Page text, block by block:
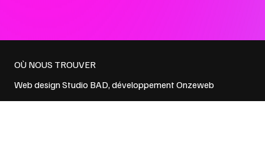
OÙ NOUS TROUVER
Web designStudio BAD, développement Onzeweb
Politique de confidentialitéetConditions générales de vente